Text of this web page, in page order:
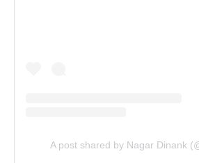
A post shared by Nagar Dinank